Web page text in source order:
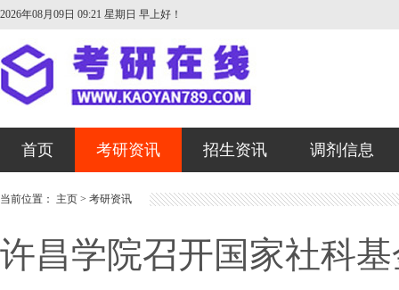
2026年08月09日 09:21 星期日 早上好！
首页 考研资讯 招生资讯 调剂信息
当前位置： 主页 > 考研资讯
许昌学院召开国家社科